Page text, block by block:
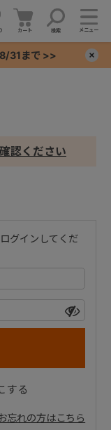
カート 検索 メニュー
31まで >>
認ください
グインしてくだ
する
忘れの方はこちら